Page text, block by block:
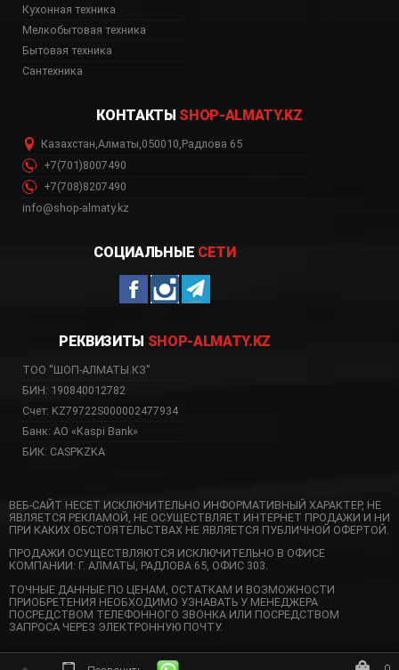
Кухонная техника
Мелкобытовая техника
Бытовая техника
Сантехника
КОНТАКТЫ SHOP-ALMATY.KZ
Казахстан,Алматы,050010,Радлова 65
+7(701)8007490
+7(708)8207490
info@shop-almaty.kz
СОЦИАЛЬНЫЕ СЕТИ
РЕКВИЗИТЫ SHOP-ALMATY.KZ
ТОО "ШОП-АЛМАТЫ.КЗ"
БИН: 190840012782
Счет: KZ79722S000002477934
Банк: АО «Kaspi Bank»
БИК: CASPKZKA
ВЕБ-САЙТ НЕСЕТ ИСКЛЮЧИТЕЛЬНО ИНФОРМАТИВНЫЙ ХАРАКТЕР, НЕ
ЯВЛЯЕТСЯ РЕКЛАМОЙ, НЕ ОСУЩЕСТВЛЯЕТ ИНТЕРНЕТ ПРОДАЖИ И НИ
ПРИ КАКИХ ОБСТОЯТЕЛЬСТВАХ НЕ ЯВЛЯЕТСЯ ПУБЛИЧНОЙ ОФЕРТОЙ.
ПРОДАЖИ ОСУЩЕСТВЛЯЮТСЯ ИСКЛЮЧИТЕЛЬНО В ОФИСЕ
КОМПАНИИ: Г. АЛМАТЫ, РАДЛОВА 65, ОФИС 303.
ТОЧНЫЕ ДАННЫЕ ПО ЦЕНАМ, ОСТАТКАМ И ВОЗМОЖНОСТИ
ПРИОБРЕТЕНИЯ НЕОБХОДИМО УЗНАВАТЬ У МЕНЕДЖЕРА
ПОСРЕДСТВОМ ТЕЛЕФОННОГО ЗВОНКА ИЛИ ПОСРЕДСТВОМ
ЗАПРОСА ЧЕРЕЗ ЭЛЕКТРОННУЮ ПОЧТУ.